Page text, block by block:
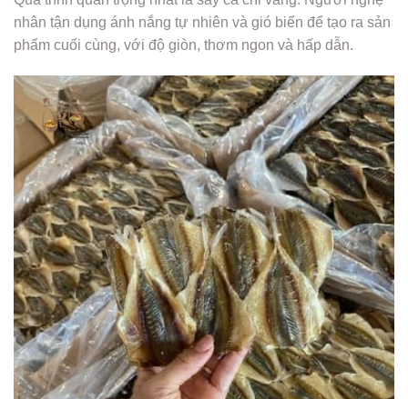
nhân tận dụng ánh nắng tự nhiên và gió biển để tạo ra sản
phẩm cuối cùng, với độ giòn, thơm ngon và hấp dẫn.